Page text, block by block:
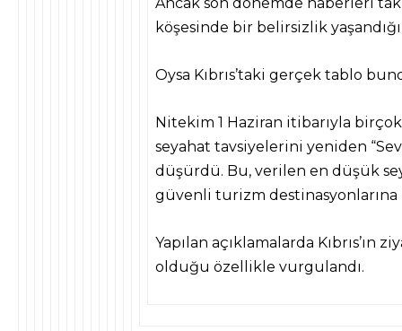
köşesinde bir belirsizlik
Oysa Kıbrıs’taki gerçek tablo
Nitekim 1 Haziran itibarıyla
seyahat tavsiyelerini yeniden
düşürdü. Bu, verilen en düşük
güvenli turizm destinasyonlarına
Yapılan açıklamalarda
olduğu özellikle vurgulandı.